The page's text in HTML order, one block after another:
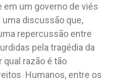
um governo de viés
uma discussão que,
repercussão entre
pela tragédia da
qual razão é tão
Humanos, entre os